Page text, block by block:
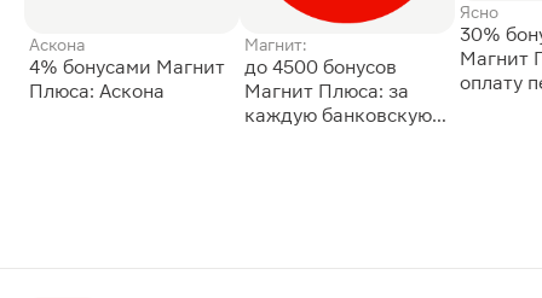
Аскона
4% бонусами Магнит
Плюса: Аскона
Магнит:
до 4500 бонусов
Магнит Плюса: за
каждую банковскую
Ясно
30%
Магнит
оплату